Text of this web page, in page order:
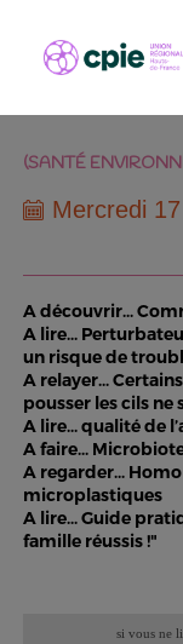
(SANTÉ
Mercredi
A découvrir...
A lire...
un risque de
A relayer...
pousser les cils ne
A lire... qualité de
A faire...
A regarder...
microplastiques
A lire... Guide
famille réussis !"
si vous ne